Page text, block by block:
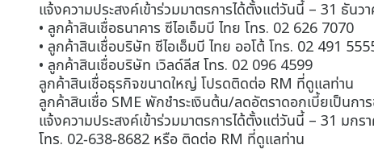
แจ้งความประสงค์เข้าร่วมมาตรการได้ตั้งแต่วันนี้ – 31 ธันว
• ลูกค้าสินเชื่อธนาคาร ซีไอเอ็มบี ไทย โทร. 02 626 7070
• ลูกค้าสินเชื่อบริษัท ซีไอเอ็มบี ไทย ออโต้ โทร. 02 491
• ลูกค้าสินเชื่อบริษัท เวิลด์ลีส โทร. 02 096 4599
ลูกค้าสินเชื่อธุรกิจขนาดใหญ่ โปรดติดต่อ RM ที่ดูแลท่าน
ลูกค้าสินเชื่อ SME พักชำระเงินต้น/ลดอัตราดอกเบี้ยเป็นกา
แจ้งความประสงค์เข้าร่วมมาตรการได้ตั้งแต่วันนี้ – 31 มกร
โทร. 02-638-8682 หรือ ติดต่อ RM ที่ดูแลท่าน